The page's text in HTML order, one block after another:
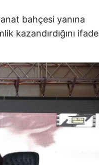
bahçesi yanına
kazandırdığını ifade